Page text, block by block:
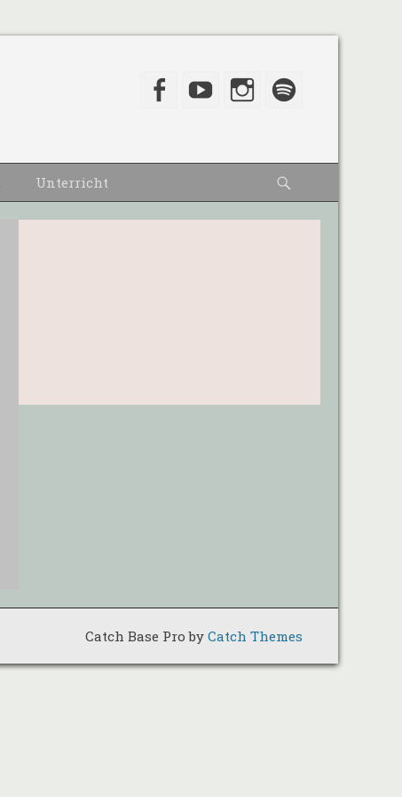
Facebook
YouTubeInstagram
Unterricht
Catch Base Pro by Catch Themes